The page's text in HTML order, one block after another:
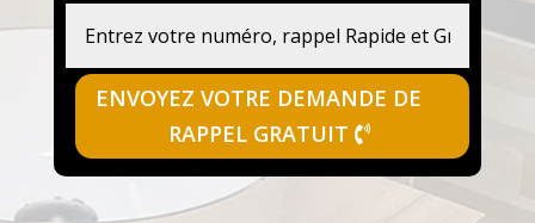
ENVOYEZ VOTRE DEMANDE DE
RAPPEL GRATUIT